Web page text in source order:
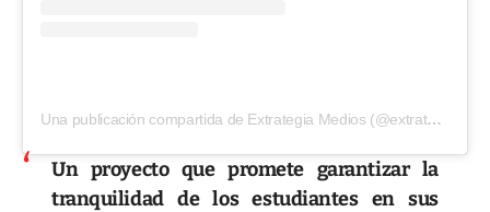
Una publicación compartida de Extrategia Medios (@extrategiamedios)
Un proyecto que promete garantizar la
tranquilidad de los estudiantes en sus